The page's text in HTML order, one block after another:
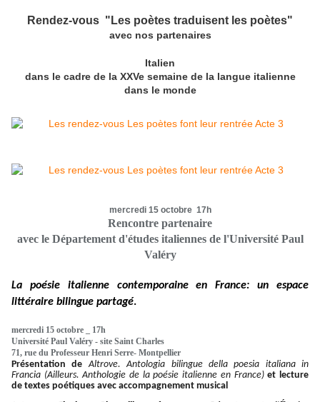
Rendez-vous "Les poètes traduisent les poètes"
avec nos partenaires
Italien
dans le cadre de la XXVe semaine de la langue italienne
dans le monde
mercredi 15 octobre 17h
Rencontre partenaire
avec le Département d'études italiennes de l'Université Paul
Valéry
La poésie italienne contemporaine enFrance: un espace
littéraire bilingue partagé.
mercredi 15 octobre _ 17h
Université Paul Valéry - site Saint Charles
71, rue du Professeur Henri Serre- Montpellier
Présentation de Altrove.Antologia bilingue della poesia italianain
Francia (Ailleurs. Anthologie de la poésie italienne en France) etlecture
de textes poétiques avec accompagnement musical